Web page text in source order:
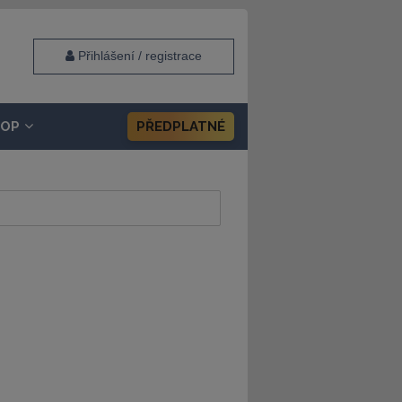
Přihlášení / registrace
PŘEDPLATNÉ